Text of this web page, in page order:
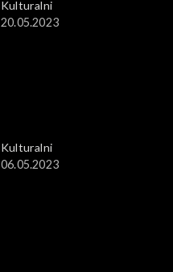
Kulturalni
20.05.2023
Kulturalni
06.05.2023